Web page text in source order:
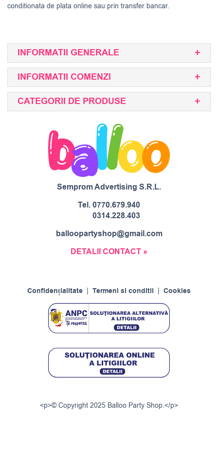
conditionata de plata online sau prin transfer bancar.
INFORMATII GENERALE
INFORMATII COMENZI
CATEGORII DE PRODUSE
Semprom Advertising S.R.L.
Tel.0770.679.940
0314.228.403
balloopartyshop@gmail.com
DETALII CONTACT »
Confidențialitate Termeni si conditii Cookies
<p>© Copyright 2025 Balloo Party Shop.</p>